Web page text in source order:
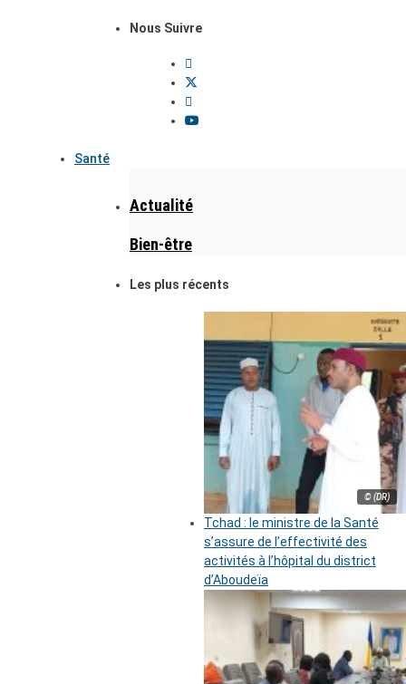
Nous Suivre
Santé
Actualité
Bien-être
Les plus récents
© (DR)
Tchad : le ministre de la Santé
s’assure de l’effectivité des
activités à l’hôpital du district
d’Aboudeïa